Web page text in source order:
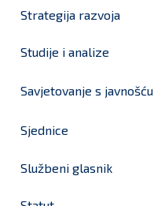
Strategija razvoja
Studije i analize
Savjetovanje s javnošću
Sjednice
Službeni glasnik